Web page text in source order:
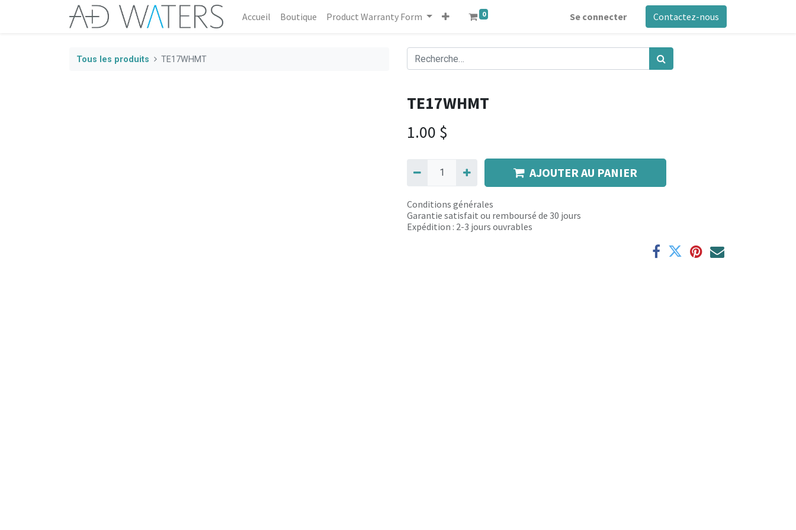
Accueil Boutique Product Warranty Form 0 Se connecter Contactez-nous
Tous les produits TE17WHMT
TE17WHMT
1.00 $
AJOUTER AU PANIER
Conditions générales
Garantie satisfait ou remboursé de 30 jours
Expédition : 2-3 jours ouvrables